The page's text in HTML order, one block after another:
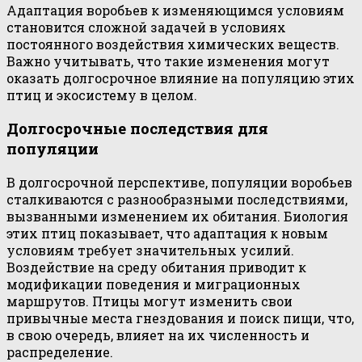
Адаптация воробьев к изменяющимся условиям
становится сложной задачей в условиях
постоянного воздействия химических веществ.
Важно учитывать, что такие изменения могут
оказать долгосрочное влияние на популяцию этих
птиц и экосистему в целом.
Долгосрочные последствия для
популяции
В долгосрочной перспективе, популяции воробьев
сталкиваются с разнообразными последствиями,
вызванными изменением их обитания. Биология
этих птиц показывает, что адаптация к новым
условиям требует значительных усилий.
Воздействие на среду обитания приводит к
модификации поведения и миграционных
маршрутов. Птицы могут изменить свои
привычные места гнездования и поиск пищи, что,
в свою очередь, влияет на их численность и
распределение.